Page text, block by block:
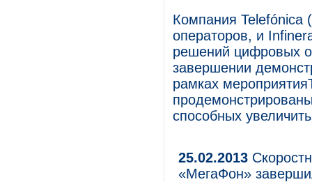
Компания Telefónica
операторов, и
решений цифровых
завершении
рамках
способных
25.02.2013
«МегаФон»